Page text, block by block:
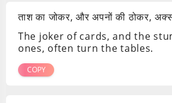
ताश का जोकर, और अपनों की ठोकर,
The joker of cards, and the
ones, often turn the tables.
COPY